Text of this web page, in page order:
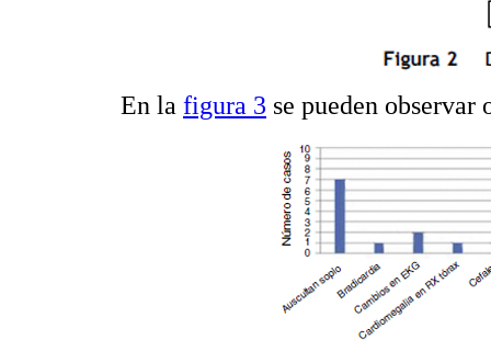
En la figura 3 se pueden